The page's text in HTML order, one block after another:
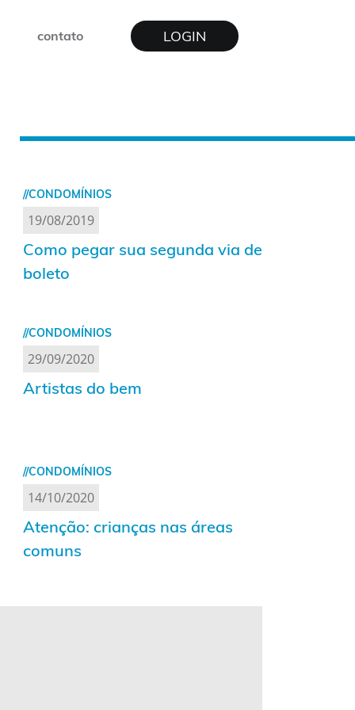
contato LOGIN
//CONDOMÍNIOS
19/08/2019
Como pegar sua segunda via de
boleto
//CONDOMÍNIOS
29/09/2020
Artistas do bem
//CONDOMÍNIOS
14/10/2020
Atenção: crianças nas áreas
comuns